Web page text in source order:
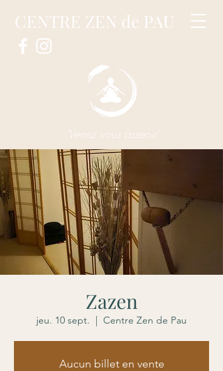
CENTRE ZEN de PAU
"Venez vous asseoir"
Zazen
jeu. 10 sept.
  |
Centre Zen de Pau
Aucun billet en vente